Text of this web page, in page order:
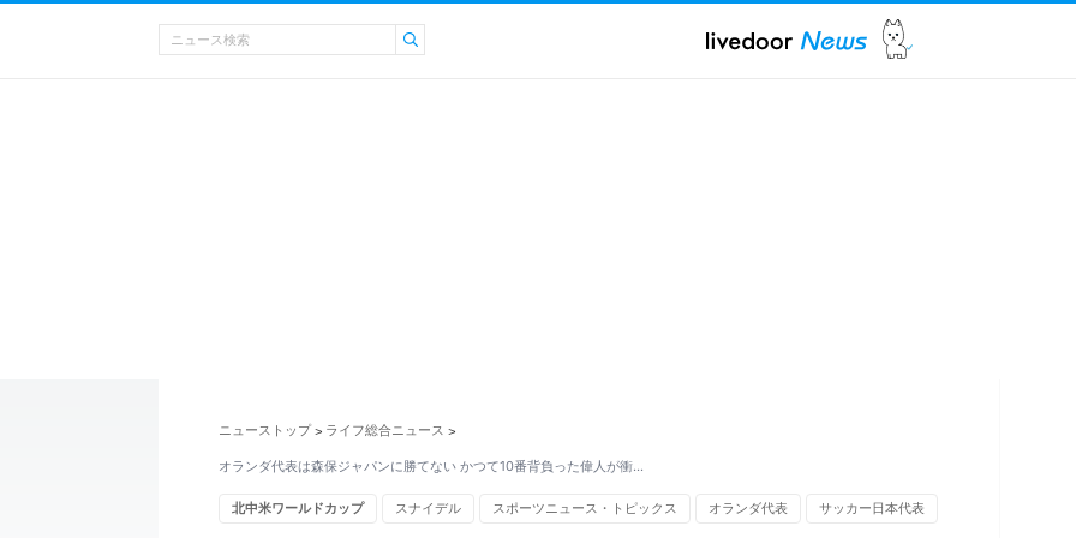
ニューストップ > ライフ総合ニュース >
オランダ代表は森保ジャパンに勝てない かつて10番背負った偉人が衝…
北中米ワールドカップ スナイデル スポーツニュース・トピックス オランダ代表 サッカー日本代表